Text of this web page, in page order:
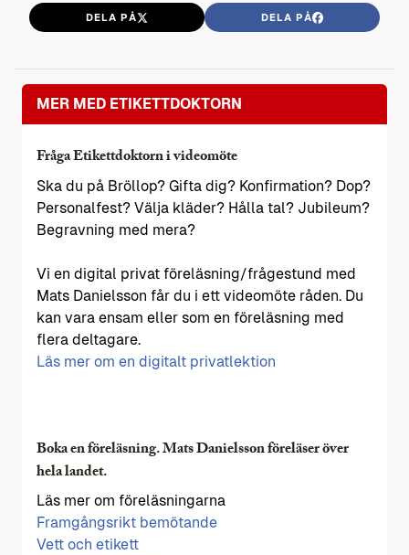
DELA PÅ DELA PÅ
MER MED ETIKETTDOKTORN
Fråga Etikettdoktorn i videomöte
Ska du på Bröllop? Gifta dig? Konfirmation? Dop?
Personalfest? Välja kläder? Hålla tal? Jubileum?
Begravning med mera?
Vi en digital privat föreläsning/frågestund med
Mats Danielsson får du i ett videomöte råden. Du
kan vara ensam eller som en föreläsning med
flera deltagare.
Läs mer om en digitalt privatlektion
Boka en föreläsning. Mats Danielsson föreläser över
hela landet.
Läs mer om föreläsningarna
Framgångsrikt bemötande
Vett och etikett